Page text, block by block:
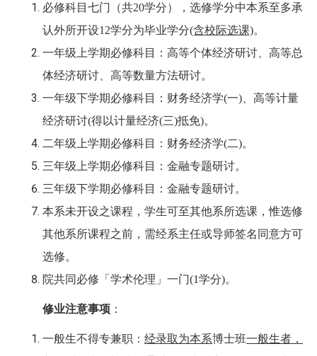
必修科目七门（共20学分），选修学分中本系至多承
认外所开设12学分为毕业学分(含校际选课)。
一年级上学期必修科目：高等个体经济研讨、高等总
体经济研讨、高等数量方法研讨。
一年级下学期必修科目：财务经济学(一)、高等计量
经济研讨(得以计量经济(三)抵免)。
二年级上学期必修科目：财务经济学(二)。
三年级上学期必修科目：金融专题研讨。
三年级下学期必修科目：金融专题研讨。
本系未开设之课程，学生可至其他系所选课，惟选修
其他系所课程之前，需经系主任或导师签名同意方可
选修。
院共同必修「学术伦理」一门(1学分)。
修业注意事项 ：
一般生不得专兼职： 经录取为本系博士班一般生者，